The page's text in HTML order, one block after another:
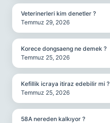
Veterinerleri kim denetler ?
Temmuz 29, 2026
Korece dongsaeng ne demek ?
Temmuz 25, 2026
Kefillik icraya itiraz edebilir mi ?
Temmuz 25, 2026
58A nereden kalkıyor ?